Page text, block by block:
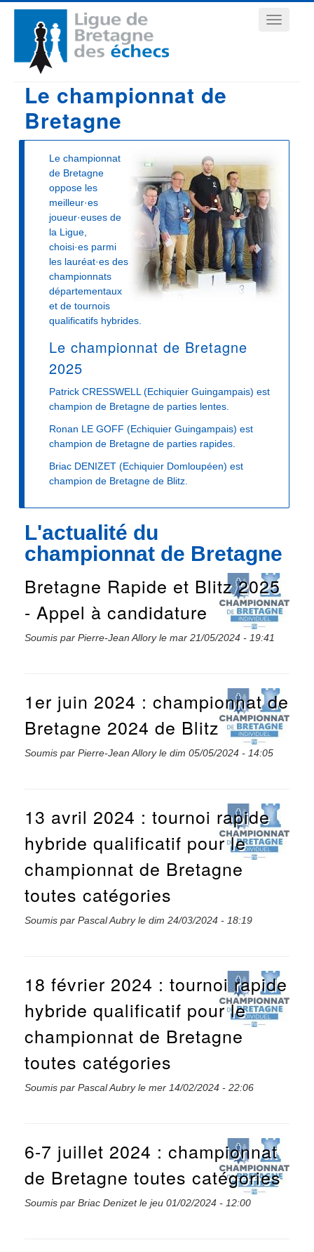
Aller
contenu
principal
Navigation
principale
Le championnat de
Bretagne
Le championnat
de Bretagne
oppose les
meilleur·es
joueur·euses de
la Ligue,
choisi·es parmi
les lauréat·es des
championnats
départementaux
et de tournois
qualificatifs hybrides.
Le championnat de Bretagne
2025
Patrick CRESSWELL (Echiquier Guingampais) est
champion de Bretagne de parties lentes.
Ronan LE GOFF (Echiquier Guingampais) est
champion de Bretagne de parties rapides.
Briac DENIZET (Echiquier Domloupéen) est
champion de Bretagne de Blitz.
L'actualité du
championnat de Bretagne
Bretagne Rapide et Blitz 2025
- Appel à candidature
Soumis par Pierre-Jean Alloryle mar 21/05/2024 - 19:41
1er juin 2024 : championnat de
Bretagne 2024 de Blitz
Soumis par Pierre-Jean Alloryle dim 05/05/2024 - 14:05
13 avril 2024 : tournoi rapide
hybride qualificatif pour le
championnat de Bretagne
toutes catégories
Soumis par Pascal Aubryle dim 24/03/2024 - 18:19
18 février 2024 : tournoi rapide
hybride qualificatif pour le
championnat de Bretagne
toutes catégories
Soumis par Pascal Aubryle mer 14/02/2024 - 22:06
6-7 juillet 2024 : championnat
de Bretagne toutes catégories
Soumis par Briac Denizetle jeu 01/02/2024 - 12:00